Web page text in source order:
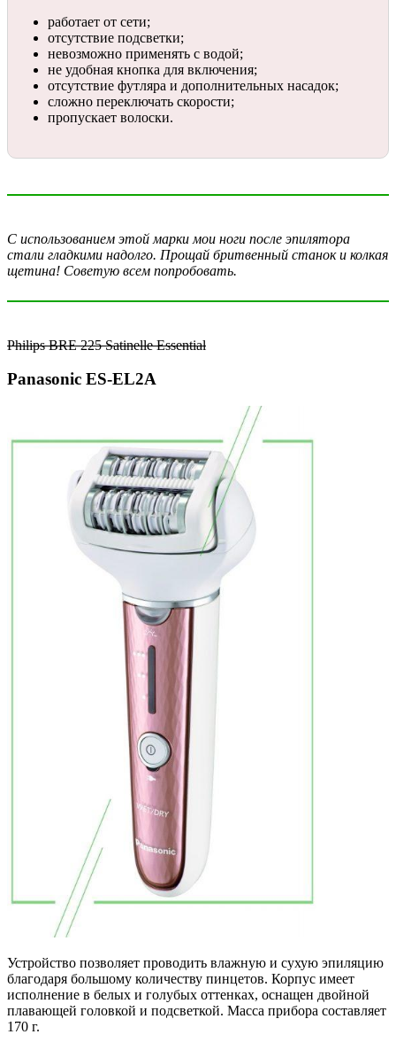
работает от сети;
отсутствие подсветки;
невозможно применять с водой;
не удобная кнопка для включения;
отсутствие футляра и дополнительных насадок;
сложно переключать скорости;
пропускает волоски.
С использованием этой марки мои ноги после эпилятора
стали гладкими надолго. Прощай бритвенный станок и колкая
щетина! Советую всем попробовать.
Philips BRE 225 Satinelle Essential
Panasonic ES-EL2A
Устройство позволяет проводить влажную и сухую эпиляцию
благодаря большому количеству пинцетов. Корпус имеет
исполнение в белых и голубых оттенках, оснащен двойной
плавающей головкой и подсветкой. Масса прибора составляет
170 г.